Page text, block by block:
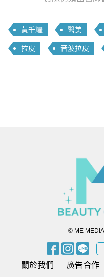
黃千耀 醫美
拉皮 音波拉皮
© ME
關於我們 廣告合作